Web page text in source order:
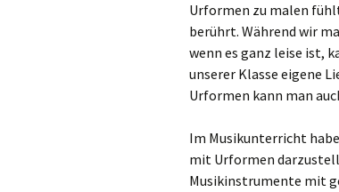
Urformen zu malen
berührt. Während wir
wenn es ganz leise ist,
unserer Klasse eigene
Urformen kann man
Im Musikunterricht
mit Urformen
Musikinstrumente mit